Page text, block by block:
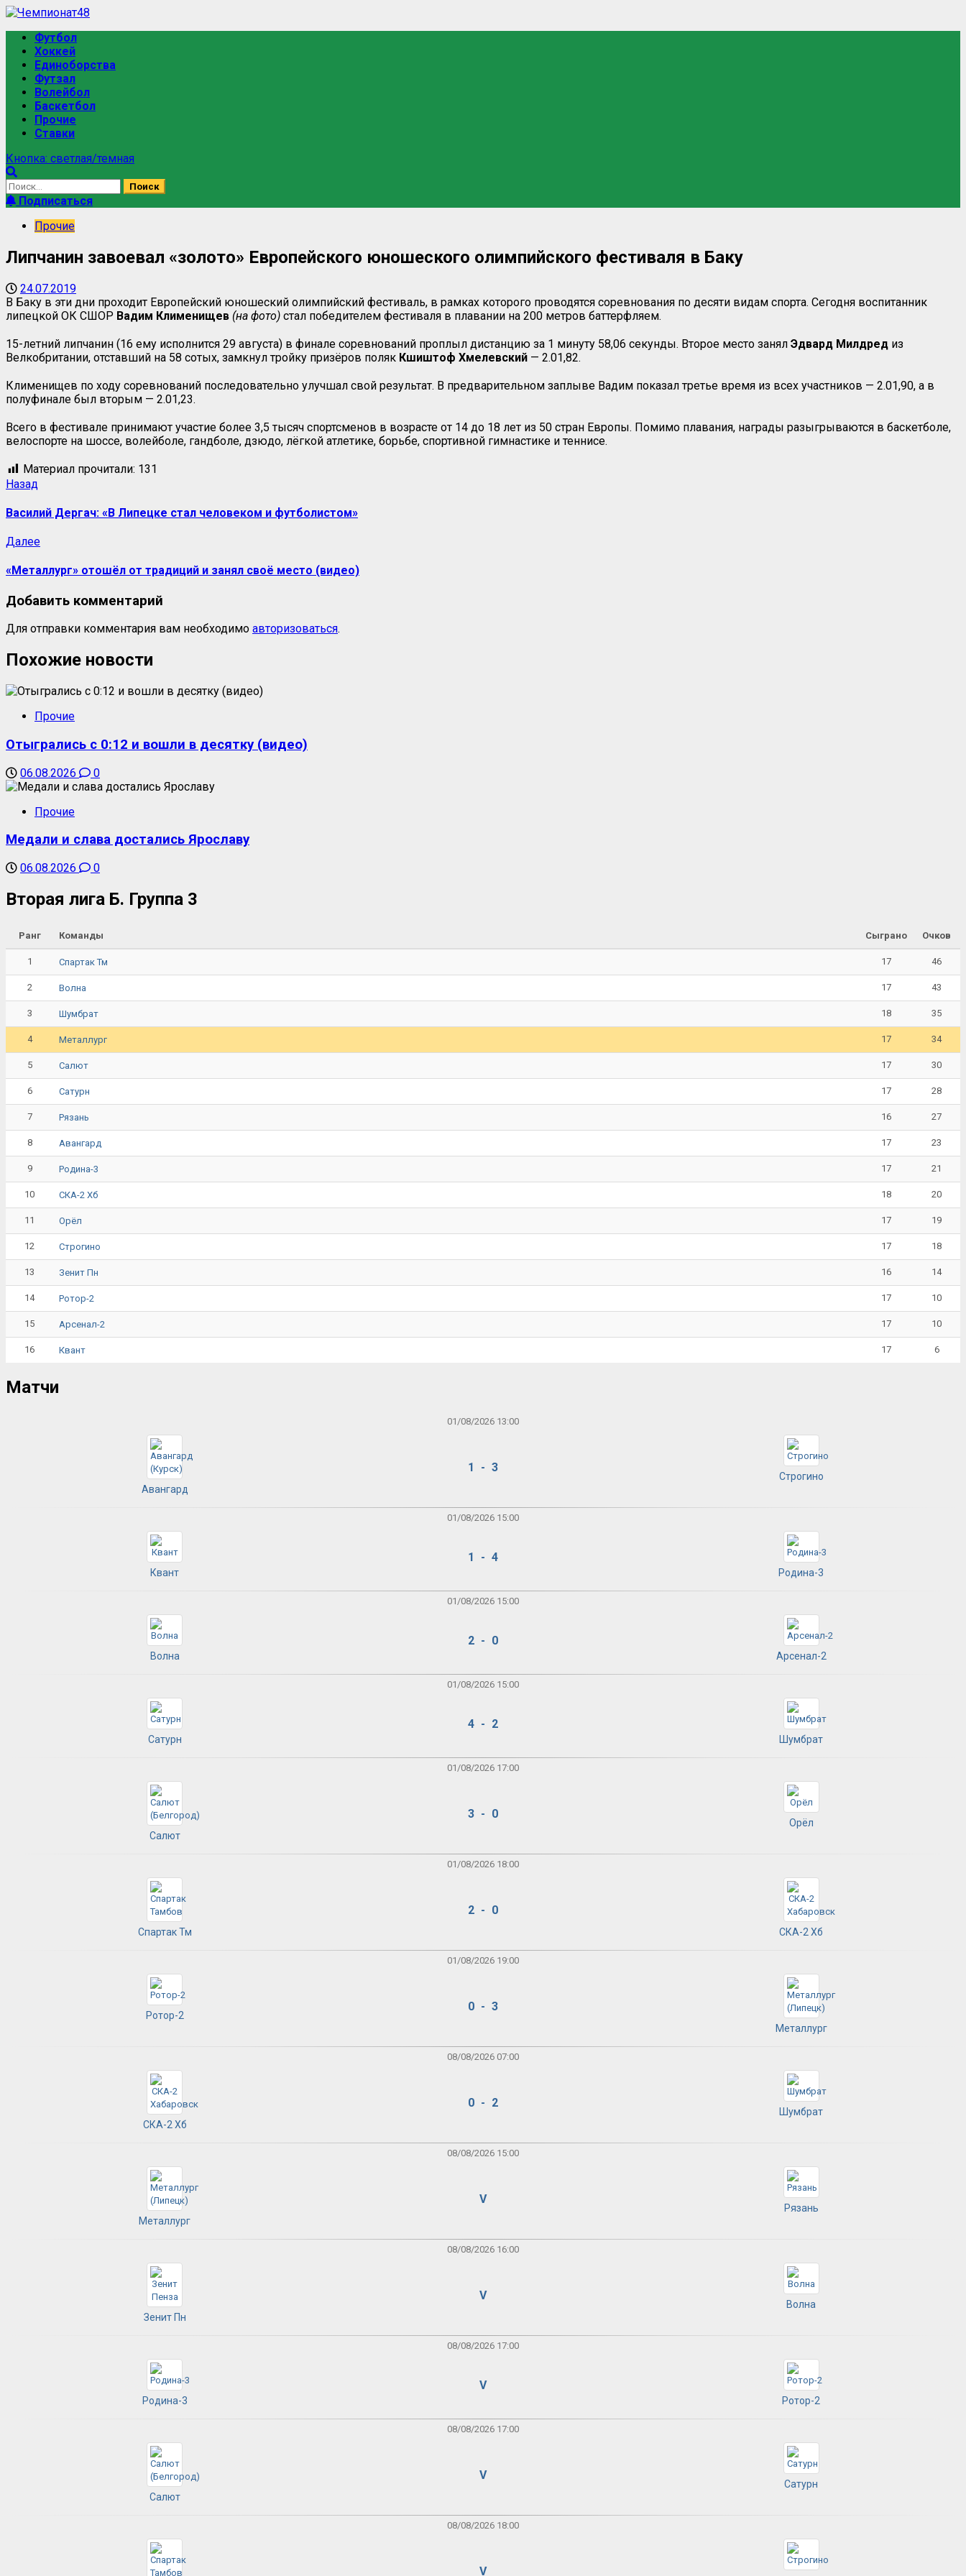
Футбол
Хоккей
Единоборства
Футзал
Волейбол
Баскетбол
Прочие
Ставки
Кнопка: светлая/темная
Подписаться
Прочие
Липчанин завоевал «золото» Европейского юношеского олимпийского фестиваля в Баку
24.07.2019
В Баку в эти дни проходит Европейский юношеский олимпийский фестиваль, в рамках которого проводятся соревнования по десяти видам спорта. Сегодня воспитанник
липецкой ОК СШОР Вадим Клименищев (на фото) стал победителем фестиваля в плавании на 200 метров баттерфляем.
15-летний липчанин (16 ему исполнится 29 августа) в финале соревнований проплыл дистанцию за 1 минуту 58,06 секунды. Второе место занял Эдвард Милдред из
Велкобритании, отставший на 58 сотых, замкнул тройку призёров поляк Кшиштоф Хмелевский — 2.01,82.
Клименищев по ходу соревнований последовательно улучшал свой результат. В предварительном заплыве Вадим показал третье время из всех участников — 2.01,90, а в
полуфинале был вторым — 2.01,23.
Всего в фестивале принимают участие более 3,5 тысяч спортсменов в возрасте от 14 до 18 лет из 50 стран Европы. Помимо плавания, награды разыгрываются в баскетболе,
велоспорте на шоссе, волейболе, гандболе, дзюдо, лёгкой атлетике, борьбе, спортивной гимнастике и теннисе.
Материал прочитали: 131
Назад
Василий Дергач: «В Липецке стал человеком и футболистом»
Далее
«Металлург» отошёл от традиций и занял своё место (видео)
Добавить комментарий
Для отправки комментария вам необходимо авторизоваться.
Похожие новости
Прочие
Отыгрались с 0:12 и вошли в десятку (видео)
06.08.2026 0
Прочие
Медали и слава достались Ярославу
06.08.2026 0
Вторая лига Б. Группа 3
Ранг Команды Сыграно Очков
1 Спартак Тм 17 46
2 Волна 17 43
3 Шумбрат 18 35
4 Металлург 17 34
5 Салют 17 30
6 Сатурн 17 28
7 Рязань 16 27
8 Авангард 17 23
9 Родина-3 17 21
10 СКА-2 Хб 18 20
11 Орёл 17 19
12 Строгино 17 18
13 Зенит Пн 16 14
14 Ротор-2 17 10
15 Арсенал-2 17 10
16 Квант 17 6
Матчи
01/08/2026 13:00
Авангард
1 - 3
Строгино
01/08/2026 15:00
Квант
1 - 4
Родина-3
01/08/2026 15:00
Волна
2 - 0
Арсенал-2
01/08/2026 15:00
Сатурн
4 - 2
Шумбрат
01/08/2026 17:00
Салют
3 - 0
Орёл
01/08/2026 18:00
Спартак Тм
2 - 0
СКА-2 Хб
01/08/2026 19:00
Ротор-2
0 - 3
Металлург
08/08/2026 07:00
СКА-2 Хб
0 - 2
Шумбрат
08/08/2026 15:00
Металлург
V
Рязань
08/08/2026 16:00
Зенит Пн
V
Волна
08/08/2026 17:00
Родина-3
V
Ротор-2
08/08/2026 17:00
Салют
V
Сатурн
08/08/2026 18:00
V